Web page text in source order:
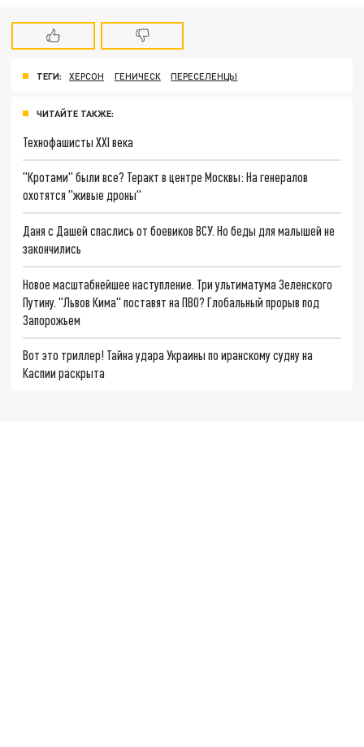
ТЕГИ: ХЕРСОН ГЕНИЧЕСК ПЕРЕСЕЛЕНЦЫ
ЧИТАЙТЕ ТАКЖЕ:
Технофашисты XXI века
"Кротами" были все? Теракт в центре Москвы: На генералов
охотятся "живые дроны"
Даня с Дашей спаслись от боевиков ВСУ. Но беды для малышей не
закончились
Новое масштабнейшее наступление. Три ультиматума Зеленского
Путину. "Львов Кима" поставят на ПВО? Глобальный прорыв под
Запорожьем
Вот это триллер! Тайна удара Украины по иранскому судну на
Каспии раскрыта